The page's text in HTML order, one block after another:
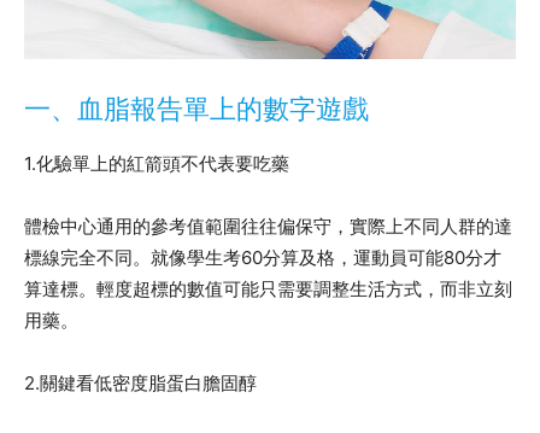
一、血脂報告單上的數字遊戲
1.化驗單上的紅箭頭不代表要吃藥
體檢中心通用的參考值範圍往往偏保守，實際上不同人群的達
標線完全不同。就像學生考60分算及格，運動員可能80分才
算達標。輕度超標的數值可能只需要調整生活方式，而非立刻
用藥。
2.關鍵看低密度脂蛋白膽固醇